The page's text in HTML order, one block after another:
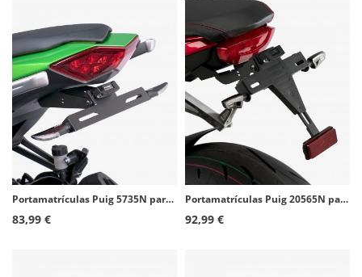
Portamatrículas Puig 5735N para Kawasaki Ninja 1000 SX (20-24), Z1000SX (11-19)
83,99 €
Portamatrículas Puig 20565N para Honda CB650R Neo Sports Cafe, CBR650R
92,99 €